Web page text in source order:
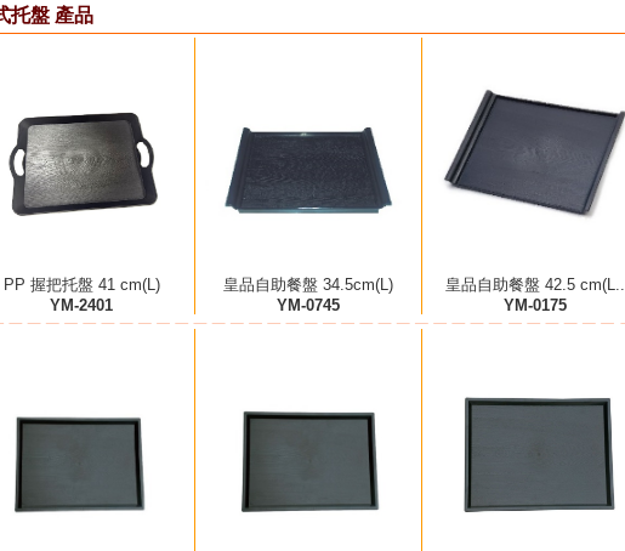
托盤 產品
PP 握把托盤 41 cm(L)
YM-2401
皇品自助餐盤 34.5cm(L)
YM-0745
皇品自助餐盤 42.5 cm(L..
YM-0175